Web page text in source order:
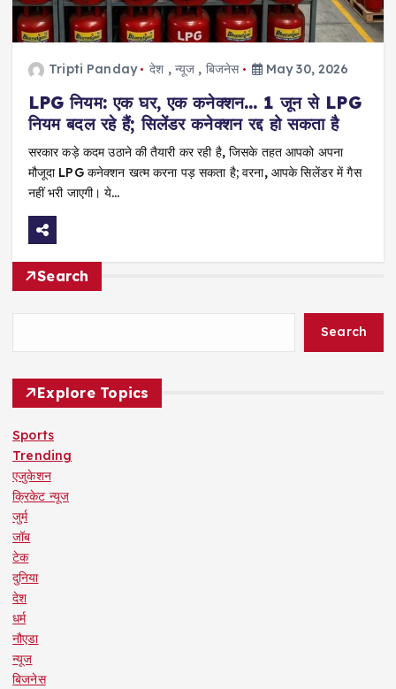
Tripti Panday देश , न्यूज , बिजनेस May 30, 2026
LPG नियम: एक घर, एक कनेक्शन… 1 जून से LPG
नियम बदल रहे हैं; सिलेंडर कनेक्शन रद्द हो सकता है
सरकार कड़े कदम उठाने की तैयारी कर रही है, जिसके तहत आपको अपना
मौजूदा LPG कनेक्शन खत्म करना पड़ सकता है; वरना, आपके सिलेंडर में गैस
नहीं भरी जाएगी। ये…
Search
Search
Explore Topics
Sports
Trending
एजुकेशन
क्रिकेट न्यूज
जुर्म
जॉब
टेक
दुनिया
देश
धर्म
नौएडा
न्यूज
बिजनेस